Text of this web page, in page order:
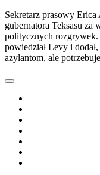
Sekretarz prasowy
gubernatora Teksasu
politycznych rozgrywek.
powiedział Levy i
azylantom, ale